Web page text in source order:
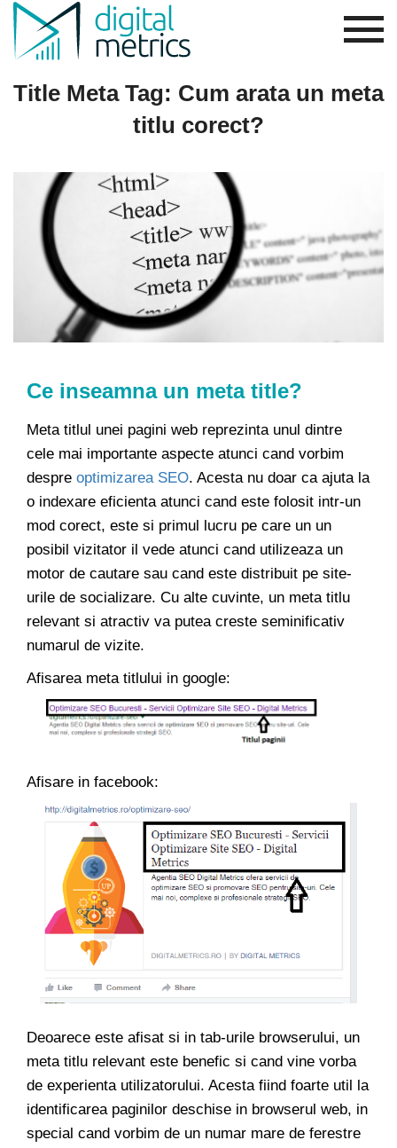
Title Meta Tag: Cum arata un meta
titlu corect?
Ce inseamna un meta title?
Meta titlul unei pagini web reprezinta unul dintre
cele mai importante aspecte atunci cand vorbim
despre optimizarea SEO. Acesta nu doar ca ajuta la
o indexare eficienta atunci cand este folosit intr-un
mod corect, este si primul lucru pe care un un
posibil vizitator il vede atunci cand utilizeaza un
motor de cautare sau cand este distribuit pe site-
urile de socializare. Cu alte cuvinte, un meta titlu
relevant si atractiv va putea creste seminificativ
numarul de vizite.
Afisarea meta titlului in google:
Afisare in facebook:
Deoarece este afisat si in tab-urile browserului, un
meta titlu relevant este benefic si cand vine vorba
de experienta utilizatorului. Acesta fiind foarte util la
identificarea paginilor deschise in browserul web, in
special cand vorbim de un numar mare de ferestre